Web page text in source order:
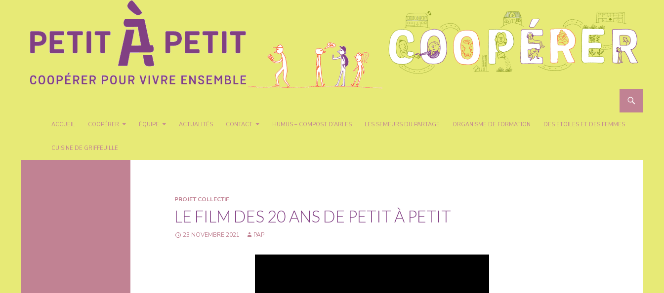
ACCUEIL
COOPÉRER ÉQUIPE ACTUALITÉS CONTACT HUMUS – COMPOST D’ARLES LES SEMEURS DU PARTAGE ORGANISME DE FORMATION DES ETOILES ET DES FEMMES
CUISINE DE GRIFFEUILLE
PROJET COLLECTIF
LE FILM DES 20 ANS DE PETIT À PETIT
23 NOVEMBRE 2021 PAP